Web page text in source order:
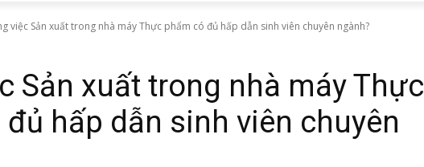
việc Sản xuất trong nhà máy Thực phẩm có đủ hấp dẫn sinh viên chuyên ngành?
Sản xuất trong nhà máy Thực
hấp dẫn sinh viên chuyên